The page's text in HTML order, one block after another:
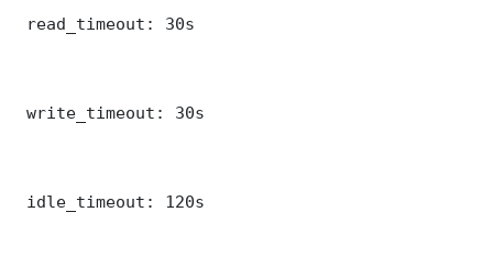
read_timeout: 30s
write_timeout: 30s
idle_timeout: 120s